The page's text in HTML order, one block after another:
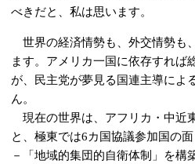
べきだと、私は思います。
世界の経済情勢も、外交情勢も
ます。アメリカ一国に依存すれば
が、民主党が夢見る国連主導によ
ん。
現在の世界は、アフリカ・中近
と、極東では6カ国協議参加国の
－「地域的集団的自衛体制」を構